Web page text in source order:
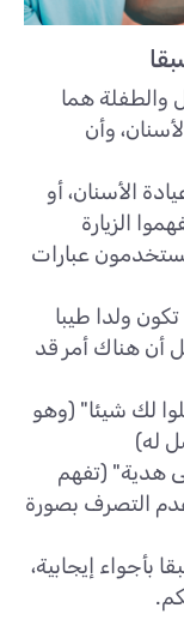
والطفلة هما
وأن
الأسنان، أو
الزيارة
عبارات
ولدا طيبا
أن هناك أمر قد
لك شيئا" (وهو
له)
هدية" (تفهم
التصرف بصورة
بأجواء إيجابية،